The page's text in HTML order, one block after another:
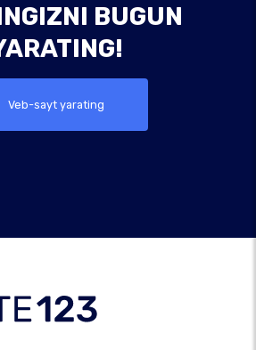
BUGUN
Veb-sayt yarating